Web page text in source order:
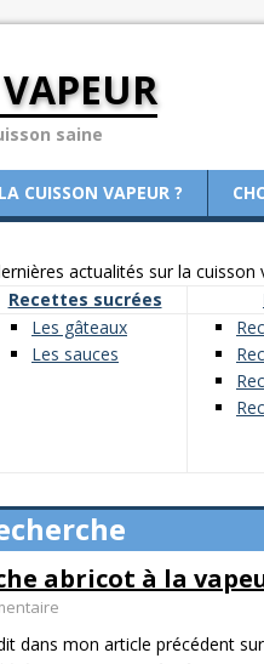
saine
CUISSON VAPEUR ?
actualités sur la cuisson
Recettes sucrées
Les gâteaux
Les sauces
abricot à la
dans mon article précédent